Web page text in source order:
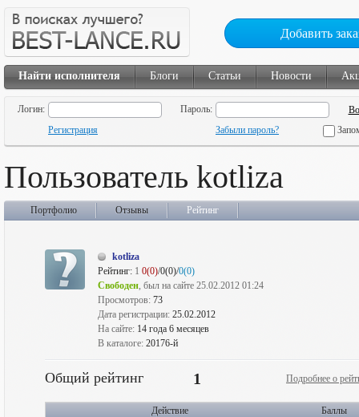
Добавить
Найти исполнителя Блоги Статьи Новости
Логин:
Пароль:
Регистрация
Забыли пароль?
Пользователь kotliza
Портфолио Отзывы Рейтинг
kotliza
Рейтинг: 1 0(0)/0(0)/0(0)
Свободен, был на сайте 25.02.2012 01:24
Просмотров: 73
Дата регистрации: 25.02.2012
На сайте: 14 года 6 месяцев
В каталоге: 20176-й
Общий рейтинг 1 Подробнее о
Действие
Баллы